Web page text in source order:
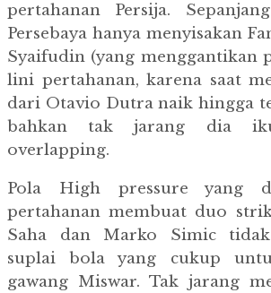
pertahanan Persija.
Persebaya hanya menyisakan
Syaifudin (yang menggantikan
lini pertahanan, karena saat
dari Otavio Dutra naik hingga
bahkan tak jarang dia
overlapping.
Pola High pressure yang
pertahanan membuat duo
Saha dan Marko Simic tidak
suplai bola yang cukup
gawang Miswar. Tak jarang